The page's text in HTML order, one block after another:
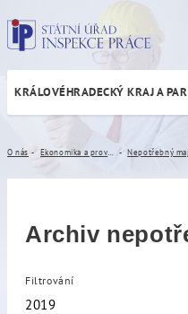
Archiv
KRÁLOVÉHRADECKÝ KRAJ A
O nás
Archiv
Filtrování
2019